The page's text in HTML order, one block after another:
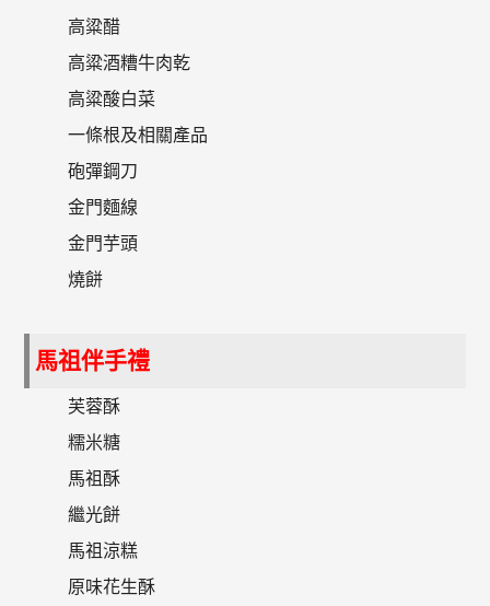
高粱醋
高粱酒糟牛肉乾
高粱酸白菜
一條根及相關產品
砲彈鋼刀
金門麵線
金門芋頭
燒餅
馬祖伴手禮
芙蓉酥
糯米糖
馬祖酥
繼光餅
馬祖涼糕
原味花生酥